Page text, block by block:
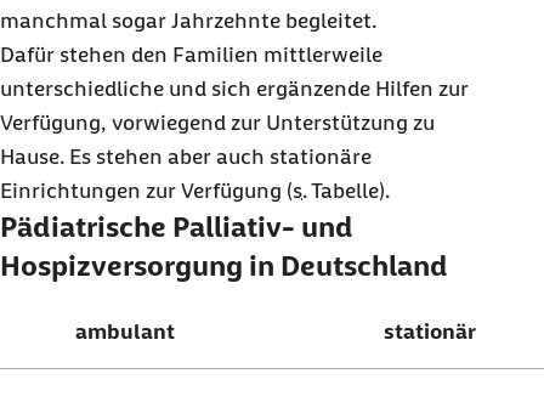
manchmal sogar Jahrzehnte begleitet.
Dafür stehen den Familien mittlerweile
unterschiedliche und sich ergänzende Hilfen zur
Verfügung, vorwiegend zur Unterstützung zu
Hause. Es stehen aber auch stationäre
Einrichtungen zur Verfügung (s.Tabelle).
Pädiatrische Palliativ- und
Hospizversorgung in Deutschland
ambulant stationär